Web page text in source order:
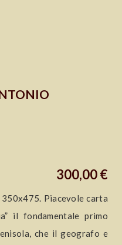
300,00 €
350x475. Piacevole carta
il fondamentale primo
che il geografo e